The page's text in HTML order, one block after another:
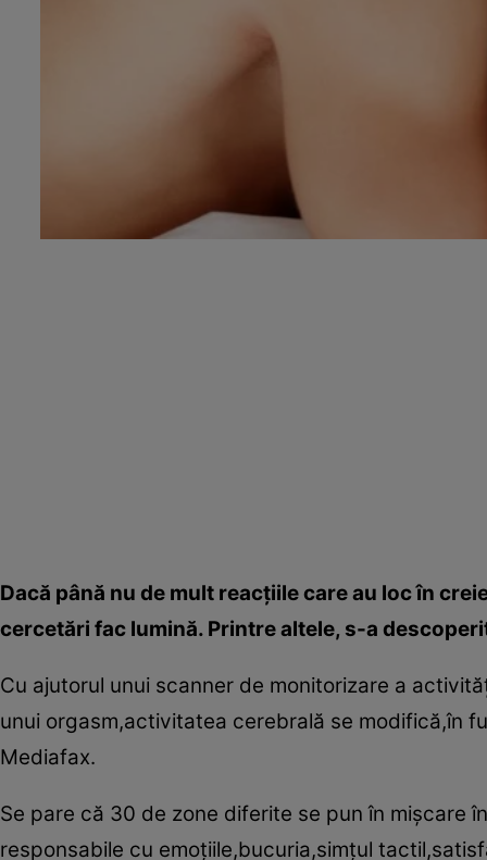
Dacă până nu de mult reacţiile care au loc în
cercetări fac lumină. Printre altele, s-a
Cu ajutorul unui scanner de monitorizare a
unui orgasm,activitatea cerebrală se modifică,în
Mediafax.
Se pare că 30 de zone diferite se pun în mişcare
responsabile cu emoţiile,bucuria,simţul